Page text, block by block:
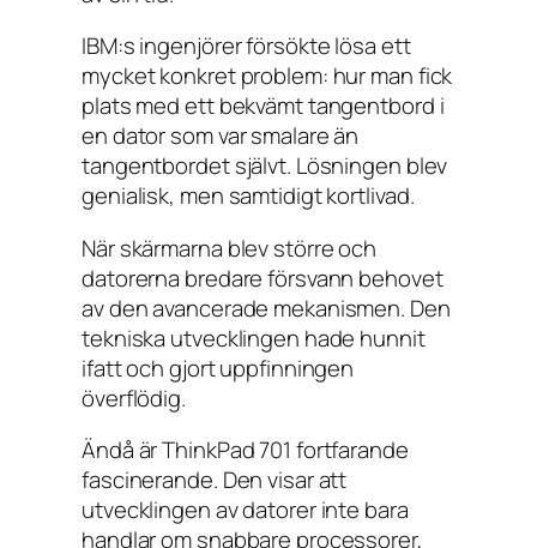
IBM:s ingenjörer försökte lösa ett
mycket konkret problem: hur man fick
plats med ett bekvämt tangentbord i
en dator som var smalare än
tangentbordet självt. Lösningen blev
genialisk, men samtidigt kortlivad.
När skärmarna blev större och
datorerna bredare försvann behovet
av den avancerade mekanismen. Den
tekniska utvecklingen hade hunnit
ifatt och gjort uppfinningen
överflödig.
Ändå är ThinkPad 701 fortfarande
fascinerande. Den visar att
utvecklingen av datorer inte bara
handlar om snabbare processorer,